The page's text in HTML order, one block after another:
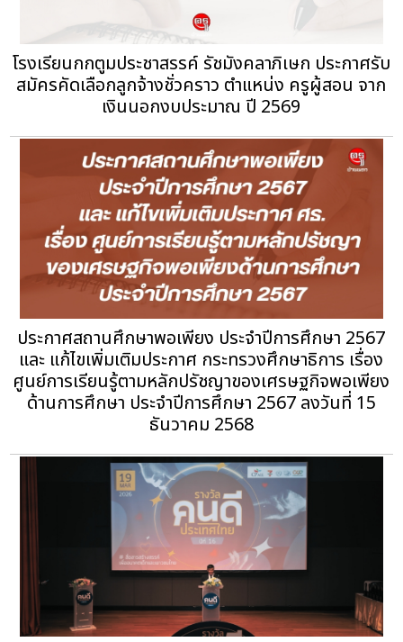
โรงเรียนกกตูมประชาสรรค์ รัชมังคลาภิเษก ประกาศรับ
สมัครคัดเลือกลูกจ้างชั่วคราว ตำแหน่ง ครูผู้สอน จาก
เงินนอกงบประมาณ ปี 2569
ประกาศสถานศึกษาพอเพียง ประจำปีการศึกษา 2567
และ แก้ไขเพิ่มเติมประกาศ กระทรวงศึกษาธิการ เรื่อง
ศูนย์การเรียนรู้ตามหลักปรัชญาของเศรษฐกิจพอเพียง
ด้านการศึกษา ประจำปีการศึกษา 2567 ลงวันที่ 15
ธันวาคม 2568